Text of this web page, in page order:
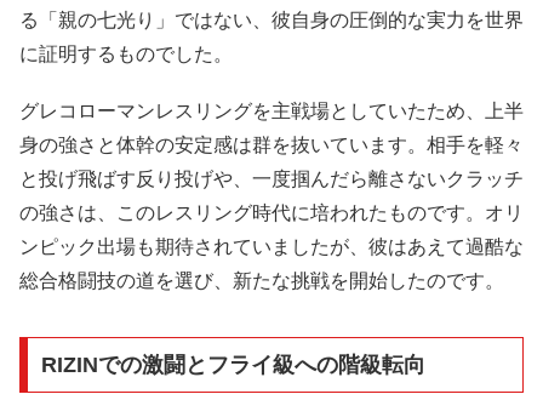
る「親の七光り」ではない、彼自身の圧倒的な実力を世界
に証明するものでした。
グレコローマンレスリングを主戦場としていたため、上半
身の強さと体幹の安定感は群を抜いています。相手を軽々
と投げ飛ばす反り投げや、一度掴んだら離さないクラッチ
の強さは、このレスリング時代に培われたものです。オリ
ンピック出場も期待されていましたが、彼はあえて過酷な
総合格闘技の道を選び、新たな挑戦を開始したのです。
RIZINでの激闘とフライ級への階級転向